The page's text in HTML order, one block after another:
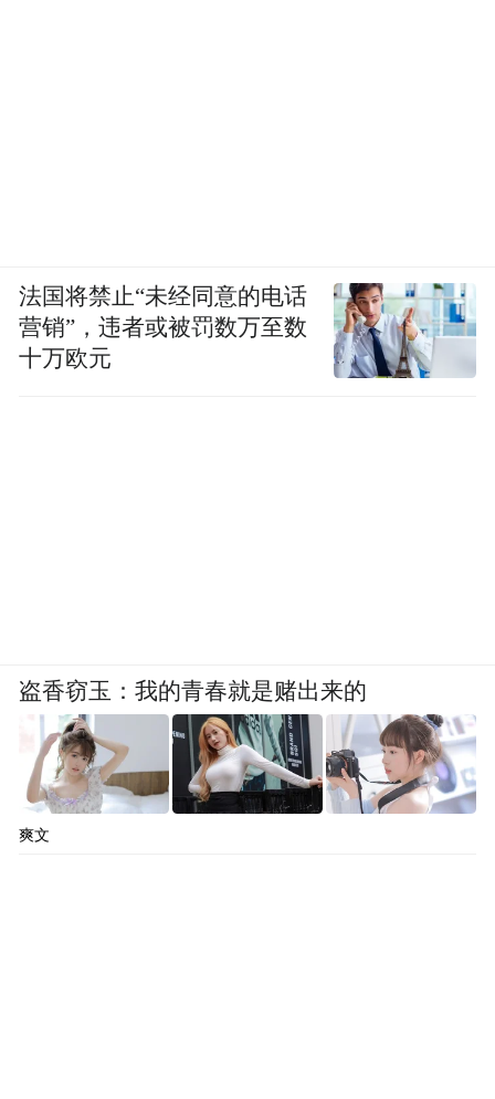
法国将禁止“未经同意的电话
营销”，违者或被罚数万至数
十万欧元
盗香窃玉：我的青春就是赌出来的
爽文